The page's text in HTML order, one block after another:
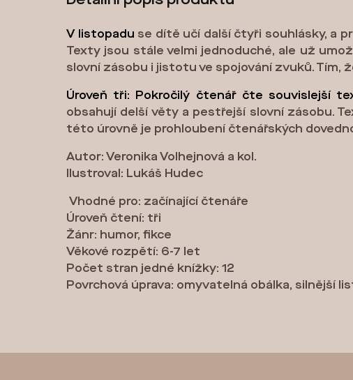
V listopadu se dítě učí další čtyři souhlásky, a
Texty jsou stále velmi jednoduché, ale už
slovní zásobu i jistotu ve spojování zvuků. Tím,
Úroveň tři: Pokročilý čtenář čte souvislejší
obsahují delší věty a pestřejší slovní zásobu.
této úrovně je prohloubení čtenářských
Autor: Veronika Volhejnová a kol.
Ilustroval: Lukáš Hudec
Vhodné pro: začínající čtenáře
Úroveň čtení: tři
Žánr: humor, fikce
Věkové rozpětí: 6-7 let
Počet stran jedné knížky: 12
Povrchová úprava: omyvatelná obálka, silnější